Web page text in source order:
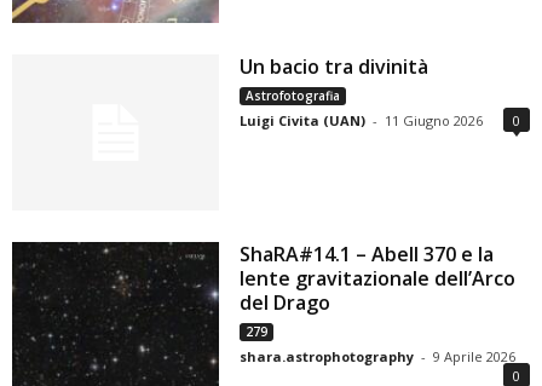
Un bacio tra divinità
Astrofotografia
Luigi Civita (UAN) - 11 Giugno 2026 0
ShaRA#14.1 – Abell 370 e la
lente gravitazionale dell’Arco
del Drago
279
shara.astrophotography - 9 Aprile 2026
0